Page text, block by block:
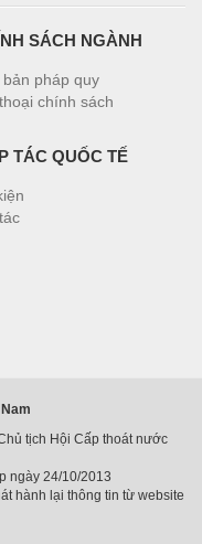
SÁCH NGÀNH
bản pháp quy
chính sách
TÁC QUỐC TẾ
tịch Hội Cấp thoát nước
ngày 24/10/2013
hành lại thông tin từ website